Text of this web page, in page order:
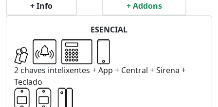
+ Info
+ Addons
ESENCIAL
2 chaves intelixentes + App + Central + Sirena +
Teclado